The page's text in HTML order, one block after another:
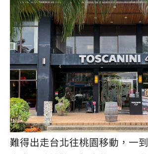
難得出走台北往桃園移動，一到